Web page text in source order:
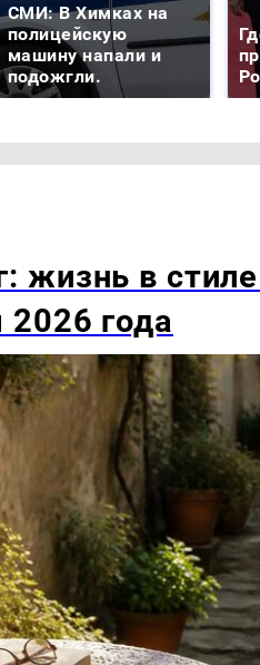
СМИ: В Химках на
полицейскую
машину напали и
подожгли.
жизнь в
2026 года